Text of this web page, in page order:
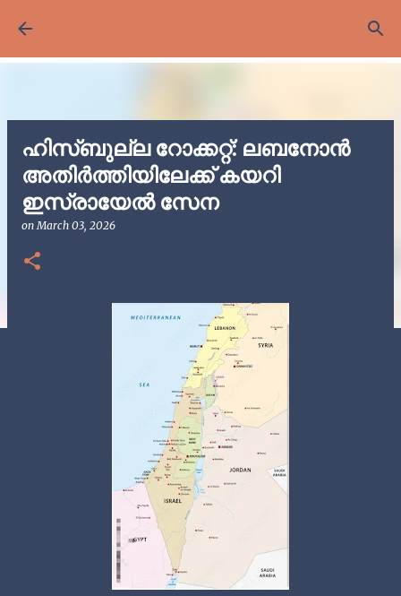
ഹിസ്ബുല്ല റോക്കറ്റ്: ലബനോൻ
അതിർത്തിയിലേക്ക് കയറി
ഇസ്രായേൽ സേന
onMarch 03, 2026